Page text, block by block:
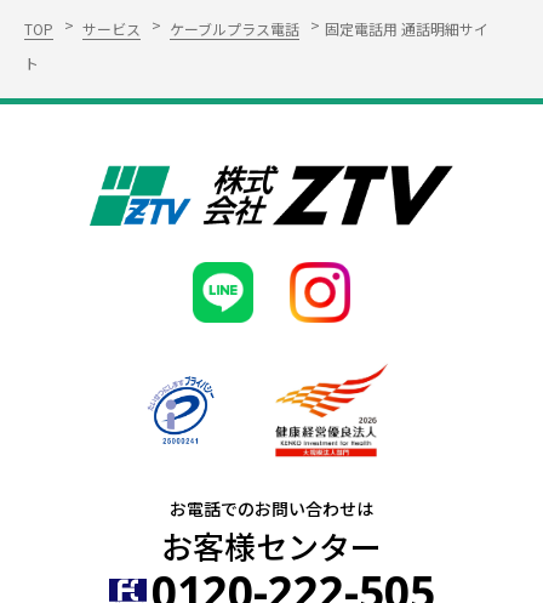
TOP サービス ケーブルプラス電話
固定電話用 通話明細サイ
ト
お電話でのお問い合わせは
お客様センター